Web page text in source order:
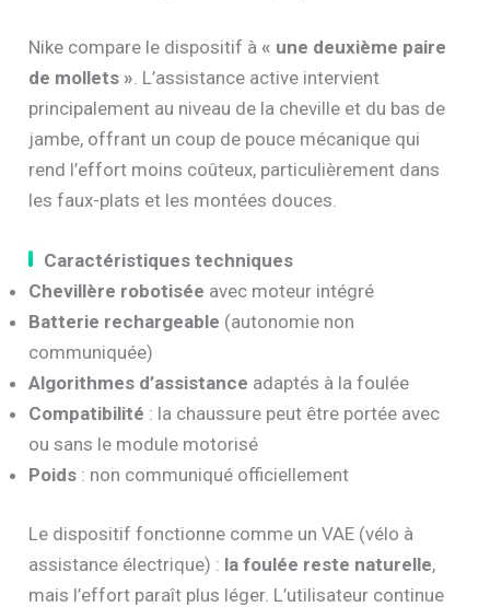
Nike compare le dispositif à« une deuxième paire
de mollets ». L’assistance active intervient
principalement au niveau de la cheville et du bas de
jambe, offrant un coup de pouce mécanique qui
rend l’effort moins coûteux, particulièrement dans
les faux-plats et les montées douces.
Caractéristiques techniques
Chevillère robotisée avec moteur intégré
Batterie rechargeable (autonomie non
communiquée)
Algorithmes d’assistance adaptés à la foulée
Compatibilité : la chaussure peut être portée avec
ou sans le module motorisé
Poids : non communiqué officiellement
Le dispositif fonctionne comme un VAE (vélo à
assistance électrique) : la foulée reste naturelle,
mais l’effort paraît plus léger. L’utilisateur continue